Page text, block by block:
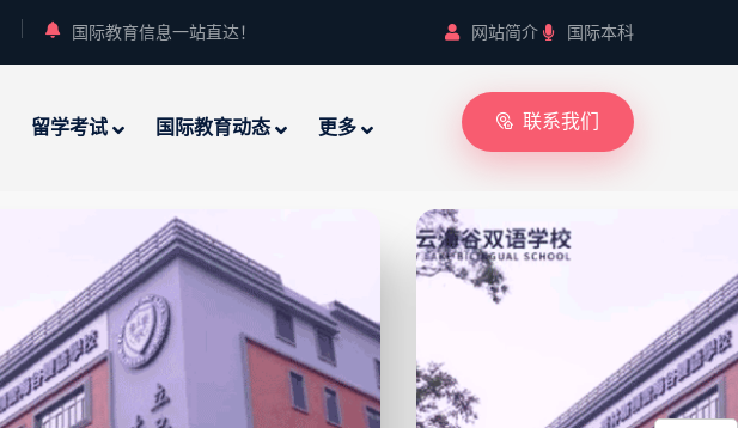
国际教育信息一站直达！ 网站简介 国际本科
留学考试 国际教育动态 更多 联系我们